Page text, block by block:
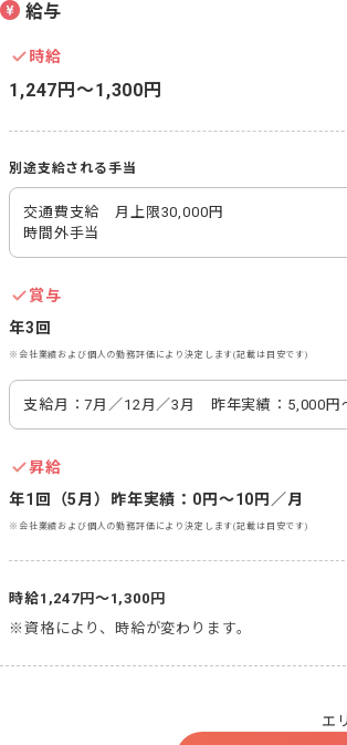
給与
時給
1,247円〜1,300円
別途支給される手当
交通費支給　月上限30,000円
時間外手当
賞与
年3回
※会社業績および個人の勤務評価により決定します(記載は目安です)
支給月：7月／12月／3月　昨年実績：5,000円
昇給
年1回（5月）昨年実績：0円～10円／月
※会社業績および個人の勤務評価により決定します(記載は目安です)
時給1,247円～1,300円
エ